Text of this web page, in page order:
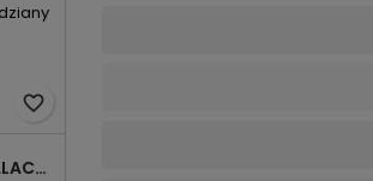
favorite_border
ZŁĄCZKA INSTALACYJNA 3X COMPACT POMARAŃCZOWA 2273-203 WAGO